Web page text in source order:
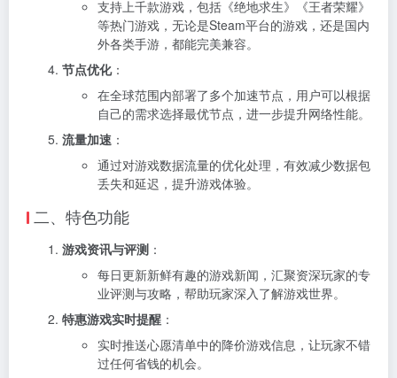
支持上千款游戏，包括《绝地求生》《王者荣耀》
等热门游戏，无论是Steam平台的游戏，还是国内
外各类手游，都能完美兼容。
节点优化：
在全球范围内部署了多个加速节点，用户可以根据
自己的需求选择最优节点，进一步提升网络性能。
流量加速 ：
通过对游戏数据流量的优化处理，有效减少数据包
丢失和延迟，提升游戏体验。
二、特色功能
游戏资讯与评测 ：
每日更新新鲜有趣的游戏新闻，汇聚资深玩家的专
业评测与攻略，帮助玩家深入了解游戏世界。
特惠游戏实时提醒 ：
实时推送心愿清单中的降价游戏信息，让玩家不错
过任何省钱的机会。